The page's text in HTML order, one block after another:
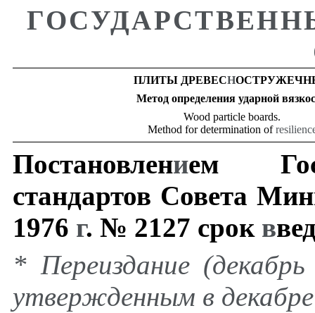
ПЛИТЫ ДРЕВЕСН
Метод определения ударной
Wood particle boards.
Method for determination of
Постановлением
стандартов Совета
1976 г. № 2127 срок в
* Переиздание
утвержденным в